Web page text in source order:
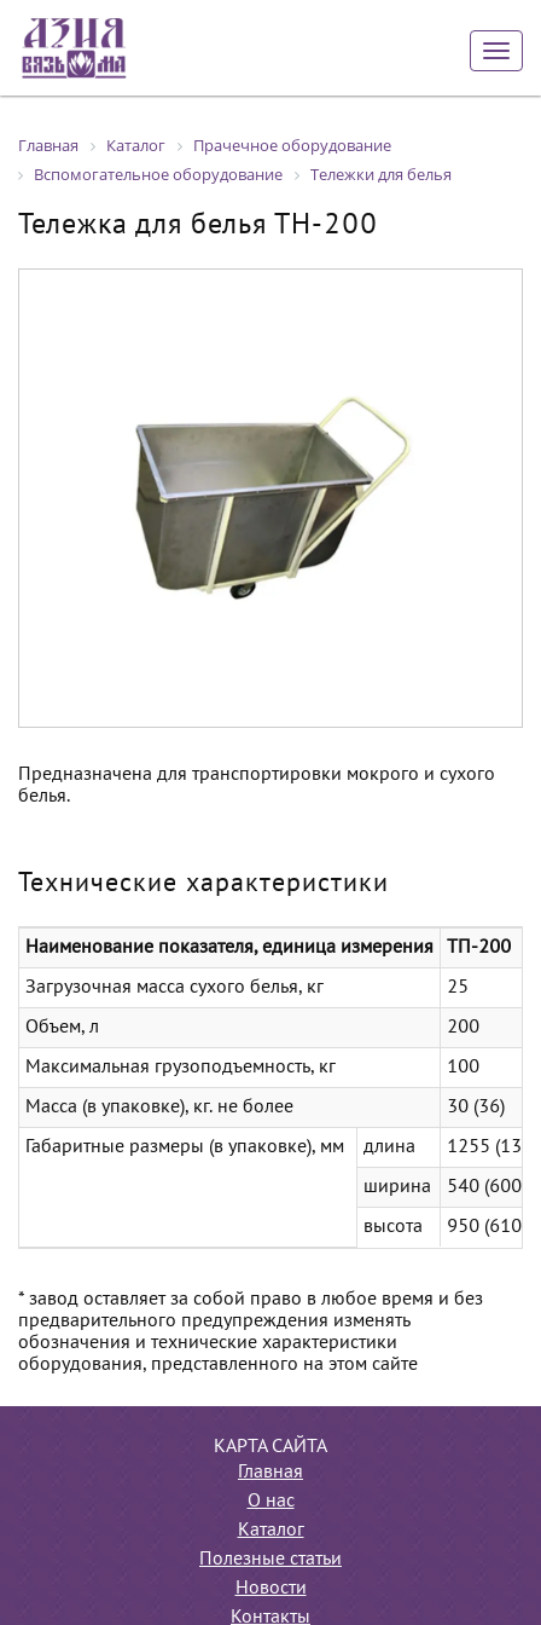
Главная Каталог
Прачечное оборудование
Вспомогательное оборудование
Тележки для белья
Тележка для белья ТН-200
Предназначена для транспортировки мокрого и сухого
белья.
Технические характеристики
Наименование показателя, единица измерения ТП-200
Загрузочная масса сухого белья, кг 25
Объем, л 200
Максимальная грузоподъемность, кг 100
Масса (в упаковке), кг. не более 30 (36)
Габаритные раз­меры (в упаковке), мм длина 1255
ширина 540 (600)
высота 950 (610)
* завод оставляет за собой право в любое время и без
предварительного предупреждения изменять
обозначения и технические характеристики
оборудования, представленного на этом сайте
КАРТА САЙТА
Главная
О нас
Каталог
Полезные статьи
Новости
Контакты